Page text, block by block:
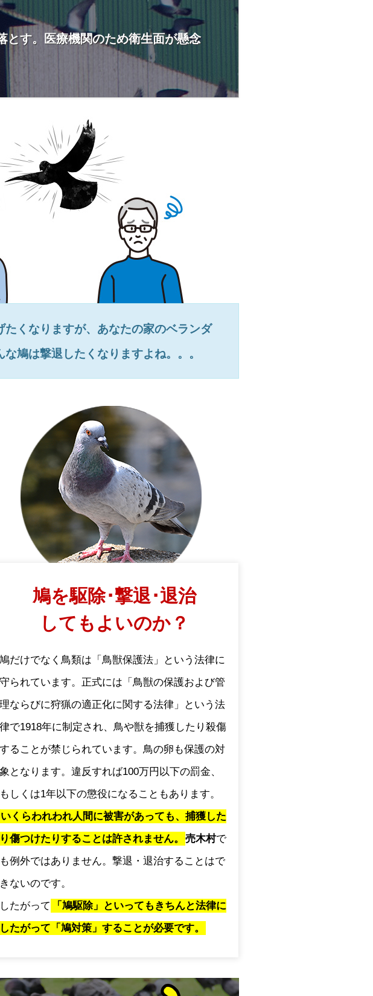
とす。医療機関のため衛生面が懸念
くなりますが、あなたの家のベランダ
鳩は撃退したくなりますよね。。。
鳩を駆除･撃退･退治
してもよいのか？
鳩だけでなく鳥類は「鳥獣保護法」という法律に
守られています。正式には「鳥獣の保護および管
理ならびに狩猟の適正化に関する法律」という法
律で1918年に制定され、鳥や獣を捕獲したり殺傷
することが禁じられています。鳥の卵も保護の対
象となります。違反すれば100万円以下の罰金、
もしくは1年以下の懲役になることもあります。
いくらわれわれ人間に被害があっても、捕獲した
り傷つけたりすることは許されません。
売木村で
も例外ではありません。撃退・退治することはで
きないのです。
したがって
「鳩駆除」といってもきちんと法律に
したがって「鳩対策」することが必要です。